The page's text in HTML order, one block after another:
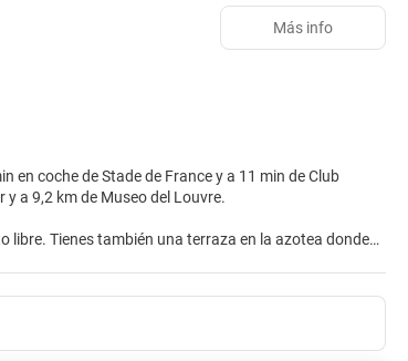
en coche de Stade de France y a 11 min de Club
Garnier y a 9,2 km de Museo del Louvre.
Tienes también una terraza en la azotea donde
los momentos de ocio, tendrás una televisión de
bañera o ducha está provisto de artículos de
y teléfono.
Más info